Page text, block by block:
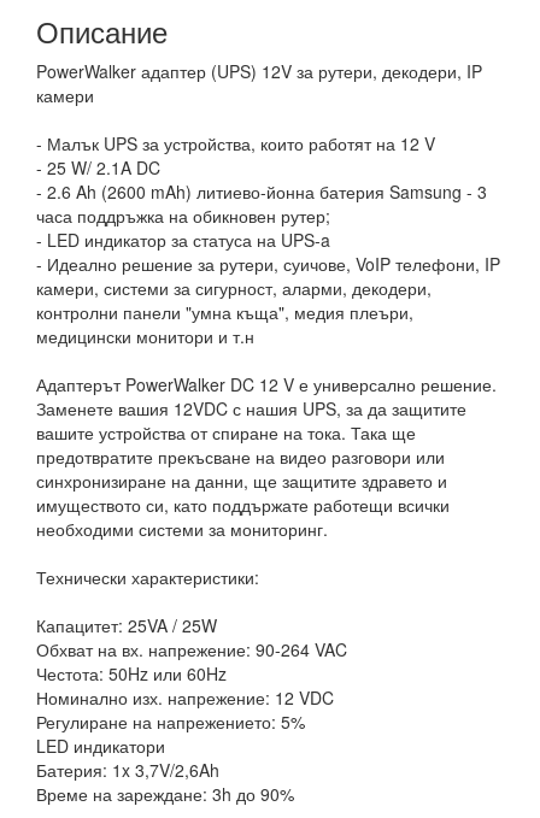
Описание
PowerWalker адаптер (UPS) 12V за рутери, декодери, IP
камери
- Малък UPS за устройства, които работят на 12 V
- 25 W/ 2.1A DC
- 2.6 Ah (2600 mAh) литиево-йонна батерия Samsung - 3
часа поддръжка на обикновен рутер;
- LED индикатор за статуса на UPS-a
- Идеално решение за рутери, суичове, VoIP телефони, IP
камери, системи за сигурност, аларми, декодери,
контролни панели "умна къща", медия плеъри,
медицински монитори и т.н
Адаптерът PowerWalker DC 12 V е универсално решение.
Заменете вашия 12VDC с нашия UPS, за да защитите
вашите устройства от спиране на тока. Така ще
предотвратите прекъсване на видео разговори или
синхронизиране на данни, ще защитите здравето и
имуществото си, като поддържате работещи всички
необходими системи за мониторинг.
Технически характеристики:
Капацитет: 25VA / 25W
Обхват на вх. напрежение: 90-264 VAC
Честота: 50Hz или 60Hz
Номинално изх. напрежение: 12 VDC
Регулиране на напрежението: 5%
LED индикатори
Батерия: 1x 3,7V/2,6Ah
Време на зареждане: 3h до 90%